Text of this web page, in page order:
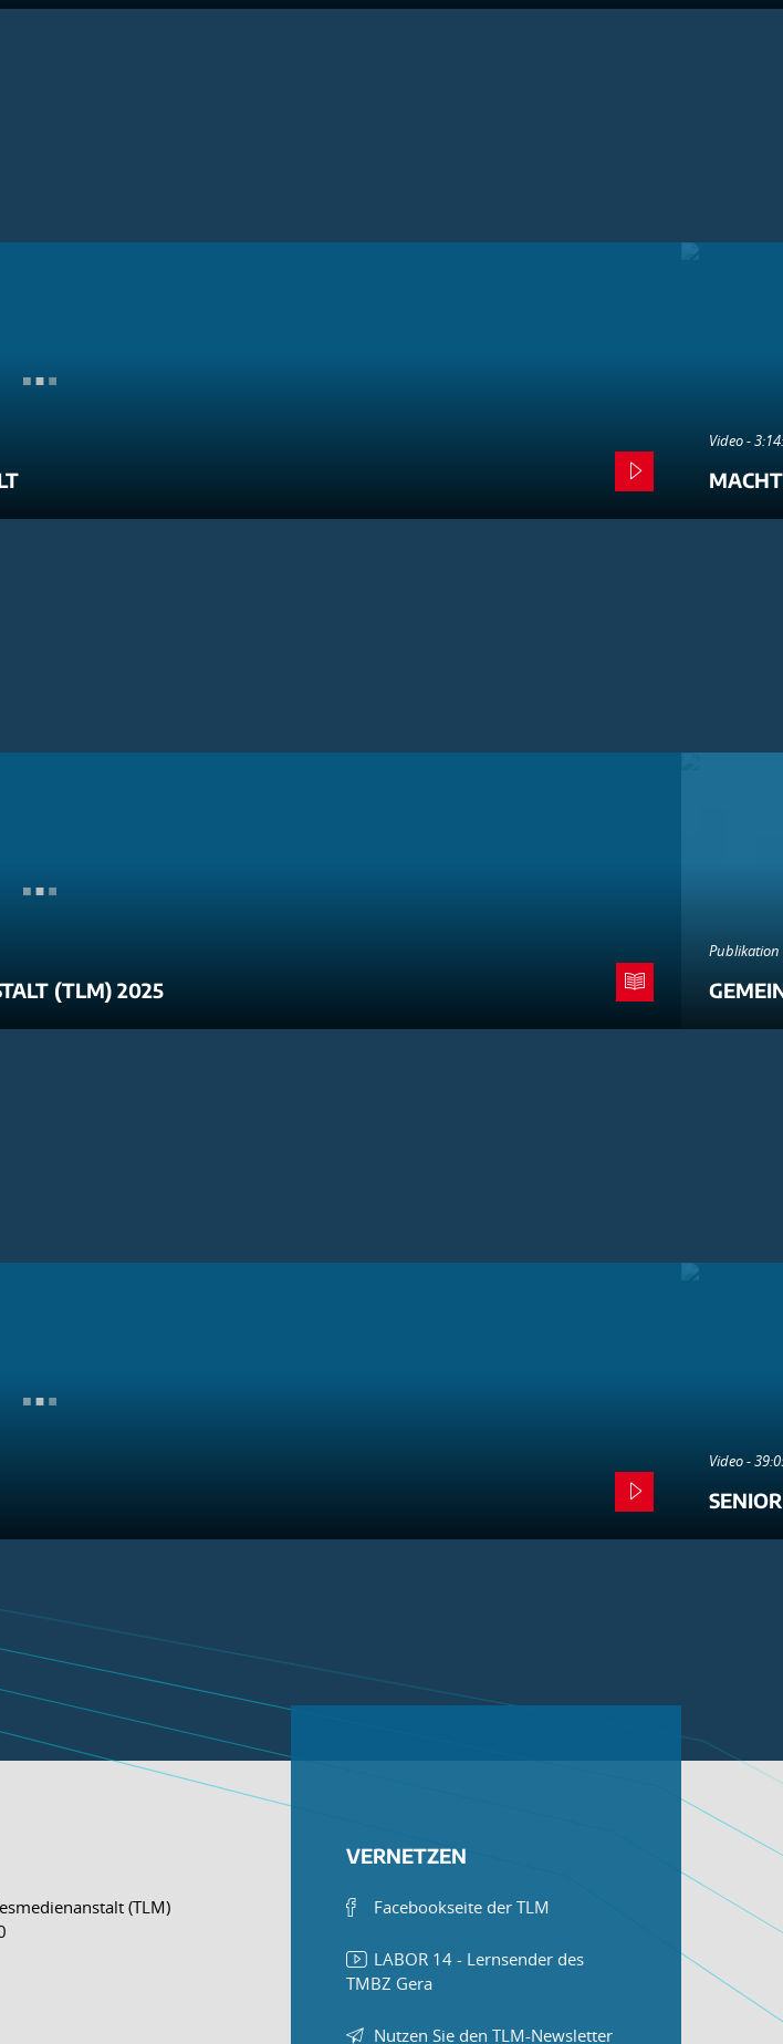
Video -
(TLM) 2025
Publikation
Video -
(TLM)
VERNETZEN
Facebookseite der TLM
LABOR 14 - Lernsender des
TMBZ Gera
Nutzen Sie den TLM-Newsletter